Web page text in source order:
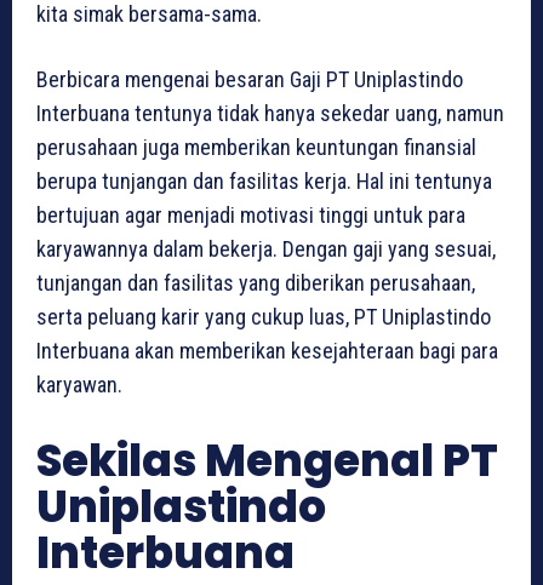
kita simak bersama-sama.
Berbicara mengenai besaran Gaji PT Uniplastindo
Interbuana tentunya tidak hanya sekedar uang, namun
perusahaan juga memberikan keuntungan finansial
berupa tunjangan dan fasilitas kerja. Hal ini tentunya
bertujuan agar menjadi motivasi tinggi untuk para
karyawannya dalam bekerja. Dengan gaji yang sesuai,
tunjangan dan fasilitas yang diberikan perusahaan,
serta peluang karir yang cukup luas, PT Uniplastindo
Interbuana akan memberikan kesejahteraan bagi para
karyawan.
Sekilas Mengenal PT
Uniplastindo
Interbuana